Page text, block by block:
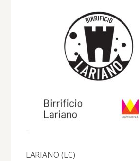
LARIANO (LC)